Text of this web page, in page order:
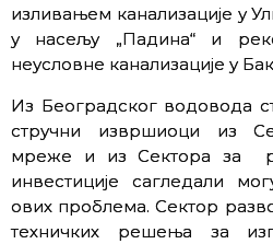
изливањем канализације у
у насељу „Падина“ и
неусловне канализације у
Из Београдског водовода
стручни извршиоци из
мреже и из Сектора за
инвестиције сагледали
ових проблема. Сектор
техничких решења за